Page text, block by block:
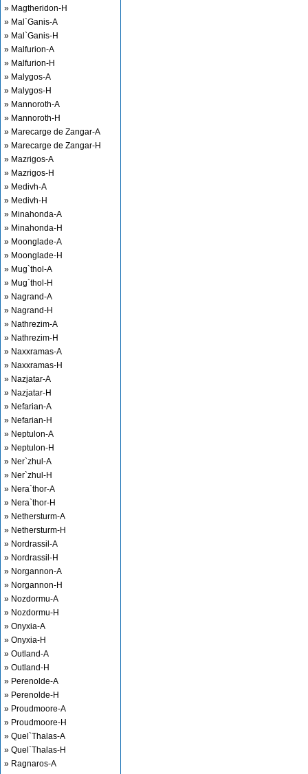
» Magtheridon-H
» Mal`Ganis-A
» Mal`Ganis-H
» Malfurion-A
» Malfurion-H
» Malygos-A
» Malygos-H
» Mannoroth-A
» Mannoroth-H
» Marecarge de Zangar-A
» Marecarge de Zangar-H
» Mazrigos-A
» Mazrigos-H
» Medivh-A
» Medivh-H
» Minahonda-A
» Minahonda-H
» Moonglade-A
» Moonglade-H
» Mug`thol-A
» Mug`thol-H
» Nagrand-A
» Nagrand-H
» Nathrezim-A
» Nathrezim-H
» Naxxramas-A
» Naxxramas-H
» Nazjatar-A
» Nazjatar-H
» Nefarian-A
» Nefarian-H
» Neptulon-A
» Neptulon-H
» Ner`zhul-A
» Ner`zhul-H
» Nera`thor-A
» Nera`thor-H
» Nethersturm-A
» Nethersturm-H
» Nordrassil-A
» Nordrassil-H
» Norgannon-A
» Norgannon-H
» Nozdormu-A
» Nozdormu-H
» Onyxia-A
» Onyxia-H
» Outland-A
» Outland-H
» Perenolde-A
» Perenolde-H
» Proudmoore-A
» Proudmoore-H
» Quel`Thalas-A
» Quel`Thalas-H
» Ragnaros-A